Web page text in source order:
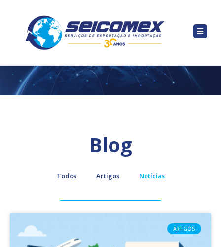
Blog
Todos Artigos Notícias
ARTIGOS